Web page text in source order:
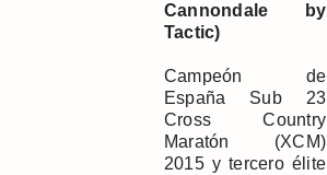
Cannondale by
Tactic)
Campeón de
España Sub 23
Cross Country
Maratón (XCM)
2015 y tercero élite